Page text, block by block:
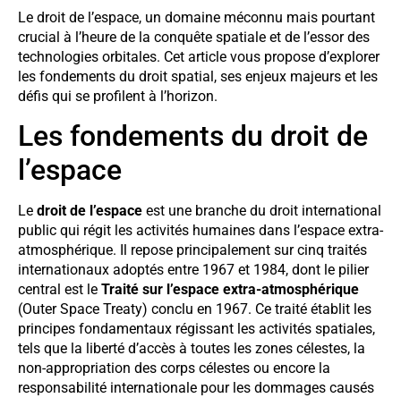
Le droit de l’espace, un domaine méconnu mais pourtant
crucial à l’heure de la conquête spatiale et de l’essor des
technologies orbitales. Cet article vous propose d’explorer
les fondements du droit spatial, ses enjeux majeurs et les
défis qui se profilent à l’horizon.
Les fondements du droit de
l’espace
Le droit de l’espace est une branche du droit international
public qui régit les activités humaines dans l’espace extra-
atmosphérique. Il repose principalement sur cinq traités
internationaux adoptés entre 1967 et 1984, dont le pilier
central est le Traité sur l’espace extra-atmosphérique
(Outer Space Treaty) conclu en 1967. Ce traité établit les
principes fondamentaux régissant les activités spatiales,
tels que la liberté d’accès à toutes les zones célestes, la
non-appropriation des corps célestes ou encore la
responsabilité internationale pour les dommages causés